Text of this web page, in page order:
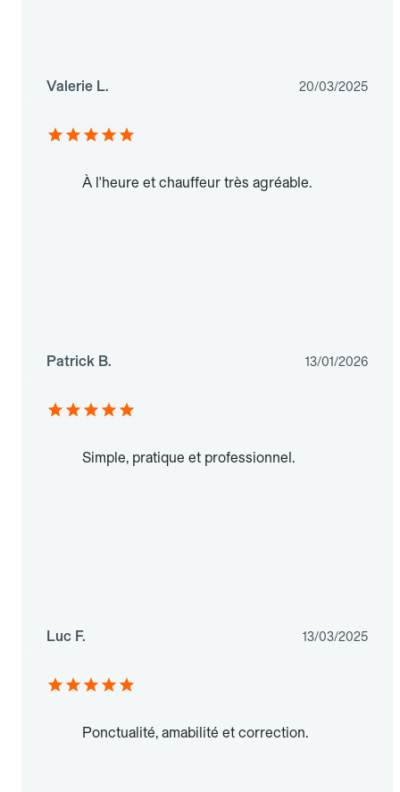
Valerie L. 20/03/2025
À l'heure et chauffeur très agréable.
Patrick B. 13/01/2026
Simple, pratique et professionnel.
Luc F. 13/03/2025
Ponctualité, amabilité et correction.